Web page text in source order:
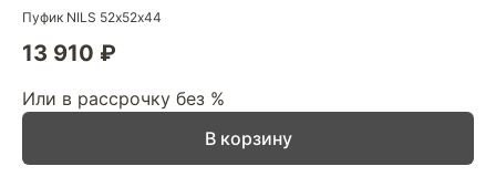
Пуфик NILS 52х52х44
13 910 ₽
Или в рассрочку без %
В корзину